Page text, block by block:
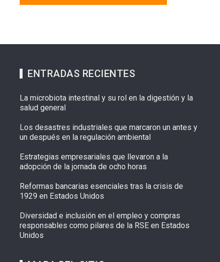
ENTRADAS RECIENTES
La microbiota intestinal y su rol en la digestión y la
salud general
Los desastres industriales que marcaron un antes y
un después en la regulación ambiental
Estrategias empresariales que llevaron a la
adopción de la jornada de ocho horas
Reformas bancarias esenciales tras la crisis de
1929 en Estados Unidos
Diversidad e inclusión en el empleo y compras
responsables como pilares de la RSE en Estados
Unidos